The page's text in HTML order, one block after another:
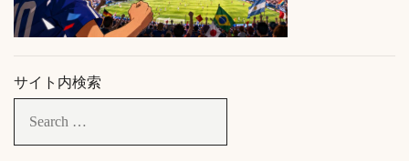
サイト内検索